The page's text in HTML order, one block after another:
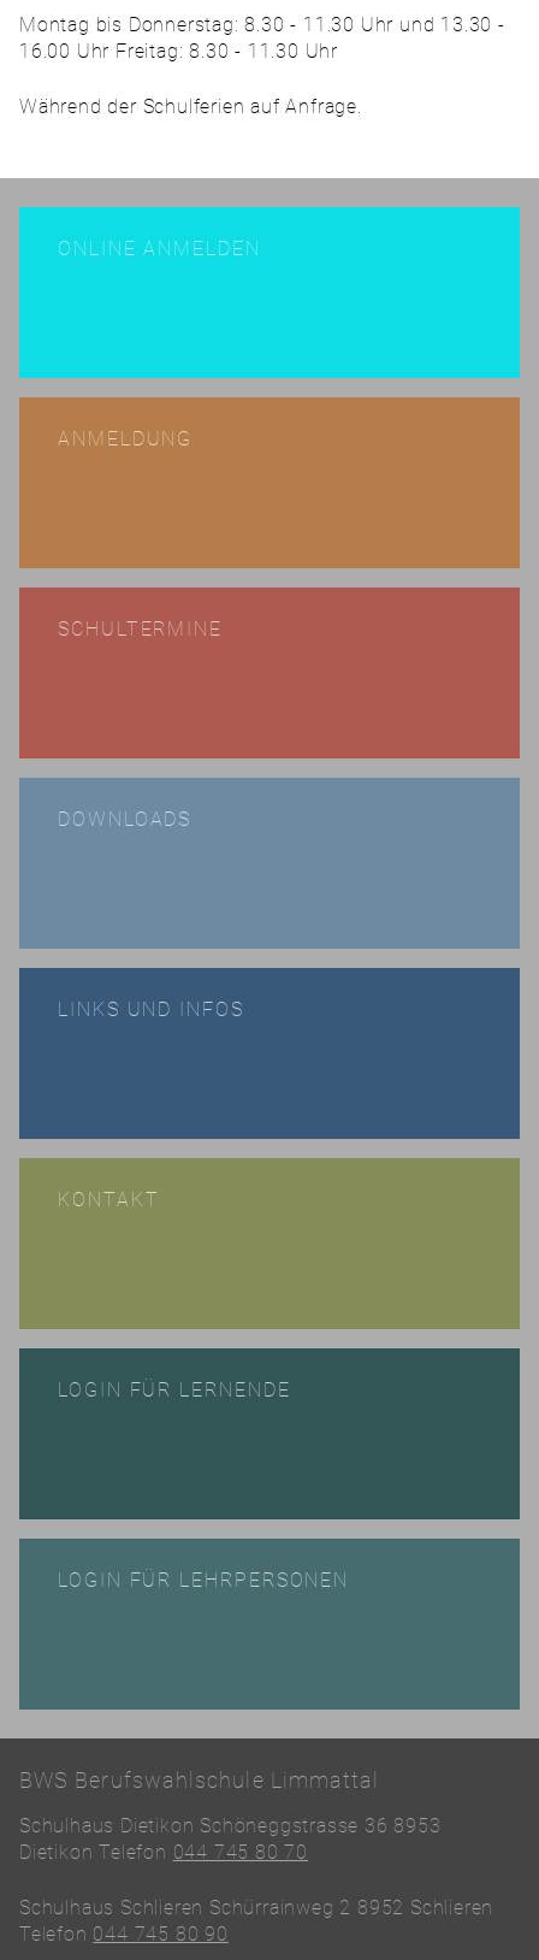
Montag bis Donnerstag: 8.30 - 11.30 Uhr und 13.30 -
16.00 Uhr Freitag: 8.30 - 11.30 Uhr
Während der Schulferien auf Anfrage.
ONLINE ANMELDEN
ANMELDUNG
SCHULTERMINE
DOWNLOADS
LINKS UND INFOS
KONTAKT
LOGIN FÜR LERNENDE
LOGIN FÜR LEHRPERSONEN
BWS Berufswahlschule Limmattal
Schulhaus Dietikon Schöneggstrasse 36 8953
Dietikon Telefon 044 745 80 70
Schulhaus Schlieren Schürrainweg 2 8952 Schlieren
Telefon 044 745 80 90